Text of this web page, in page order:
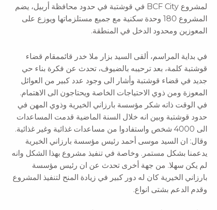
لمشروع BCF City في قوشتبة في حدود محافظة أربيل، يضم
المشروع 180 وحدة سكنية مع جميع مستلزماتها ويوزع على
المعوزين ومحدود الدخل في المنطقة.
في بداية المراسم، ألقى السيد بزار ملا خدر قائممقام قضاء
قوشتبة كلمة، بعد ترحيبه بالضيوف، تحدث عن فكرة بناء حي
جديد في قضاء قوشتبة وأشار الى وجود عدد كبير من العوائل
المعوزة ومن ذوي الاحتياجات الخاصة ويحتاجون الى الاهتمام.
في الوقت ذاته شكر مؤسسة بارزاني الخيرية وذوي المهن في
حدود قوشتبة وبين انه خلال السنة الماضية قدمت المساعدات
الى 4000 شخص واستفادوا من مساعدات غذائية وغير غذائية.
وقال: ان السيد موسى أحمد رئيس مؤسسة بارزاني الخيرية
يدعمنا بشكل مستمر. وخاصة في تنفيذ مشروع بهذا الشكل وانه
لم يكن سهلا. من جهة أخرى تحدث عن ان رئيس مؤسسة
بارزاني الخيرية كان له دور كبير في زيادة المنح لتنفيذ المشروع
وقدم الدعم بشتى انواع.